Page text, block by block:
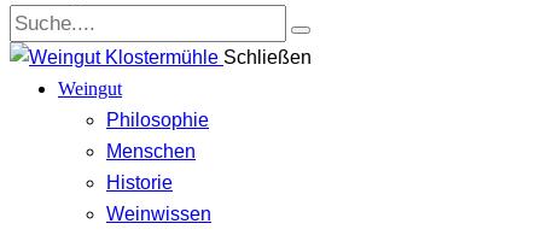
Schließen
Weingut
Philosophie
Menschen
Historie
Weinwissen